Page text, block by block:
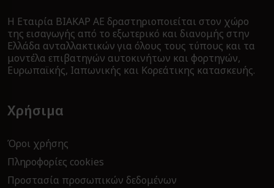
Η Εταιρία ΒΙΑΚΑΡ ΑΕ δραστηριοποιείται στον χώρο
της εισαγωγής από το εξωτερικό και διανομής στην
Ελλάδα ανταλλακτικών για όλους τους τύπους και τα
μοντέλα επιβατηγών αυτοκινήτων και φορτηγών,
Ευρωπαϊκής, Ιαπωνικής και Κορεάτικης κατασκευής.
Χρήσιμα
Όροι χρήσης
Πληροφορίες cookies
Προστασία προσωπικών δεδομένων